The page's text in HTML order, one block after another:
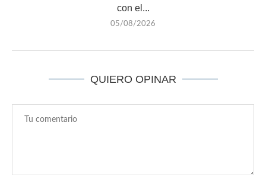
con el...
05/08/2026
QUIERO OPINAR